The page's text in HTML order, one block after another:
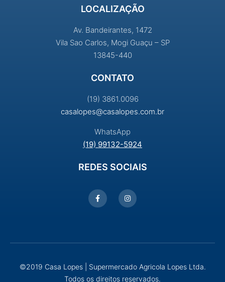
LOCALIZAÇÃO
Av. Bandeirantes, 1472
Vila Sao Carlos, Mogi Guaçu – SP
13845-440
CONTATO
(19) 3861.0096
casalopes@casalopes.com.br
WhatsApp
(19) 99132-5924
REDES SOCIAIS
©2019 Casa Lopes | Supermercado Agricola Lopes Ltda.
Todos os direitos reservados.